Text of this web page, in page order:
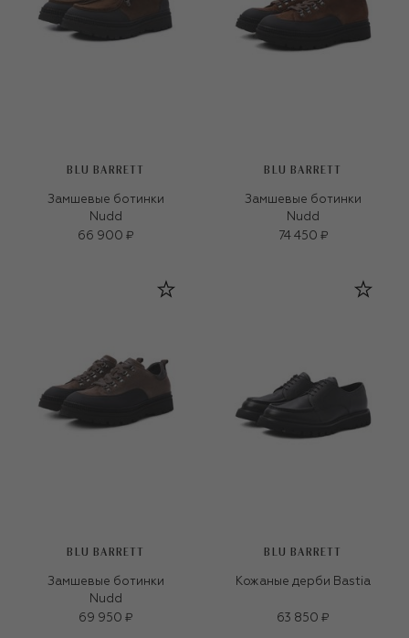
BLU BARRETT
Замшевые ботинки
Nudd
66 900 ₽
BLU BARRETT
Замшевые ботинки
Nudd
74 450 ₽
BLU BARRETT
Замшевые ботинки
Nudd
69 950 ₽
BLU BARRETT
Кожаные дерби Bastia
63 850 ₽